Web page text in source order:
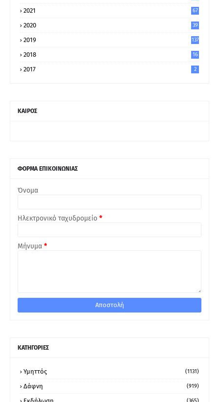
2021
67
2020
39
2019 137
2018 16
2017 2
ΚΑΙΡΟΣ
ΦΟΡΜΑ ΕΠΙΚΟΙΝΩΝΙΑΣ
Όνομα
Ηλεκτρονικό ταχυδρομείο *
Μήνυμα *
ΚΑΤΗΓΟΡΙΕΣ
Υμηττός (1131)
Δάφνη (919)
(365)